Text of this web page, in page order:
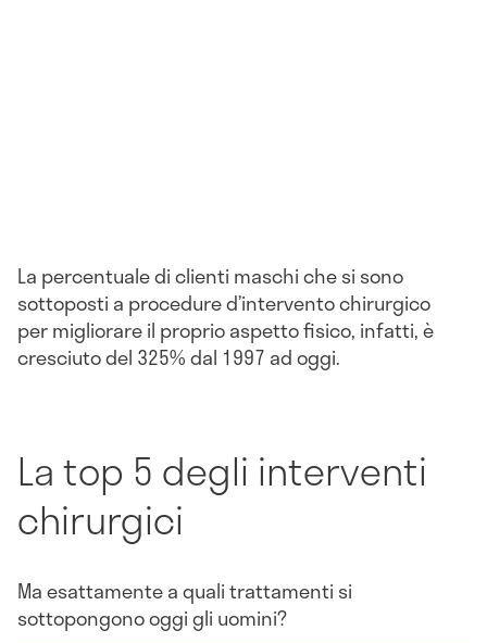
La percentuale di clienti maschi che si sono
sottoposti a procedure d’intervento chirurgico
per migliorare il proprio aspetto fisico, infatti, è
cresciuto del 325% dal 1997 ad oggi.
La top 5 degli interventi
chirurgici
Ma esattamente a quali trattamenti si
sottopongono oggi gli uomini?